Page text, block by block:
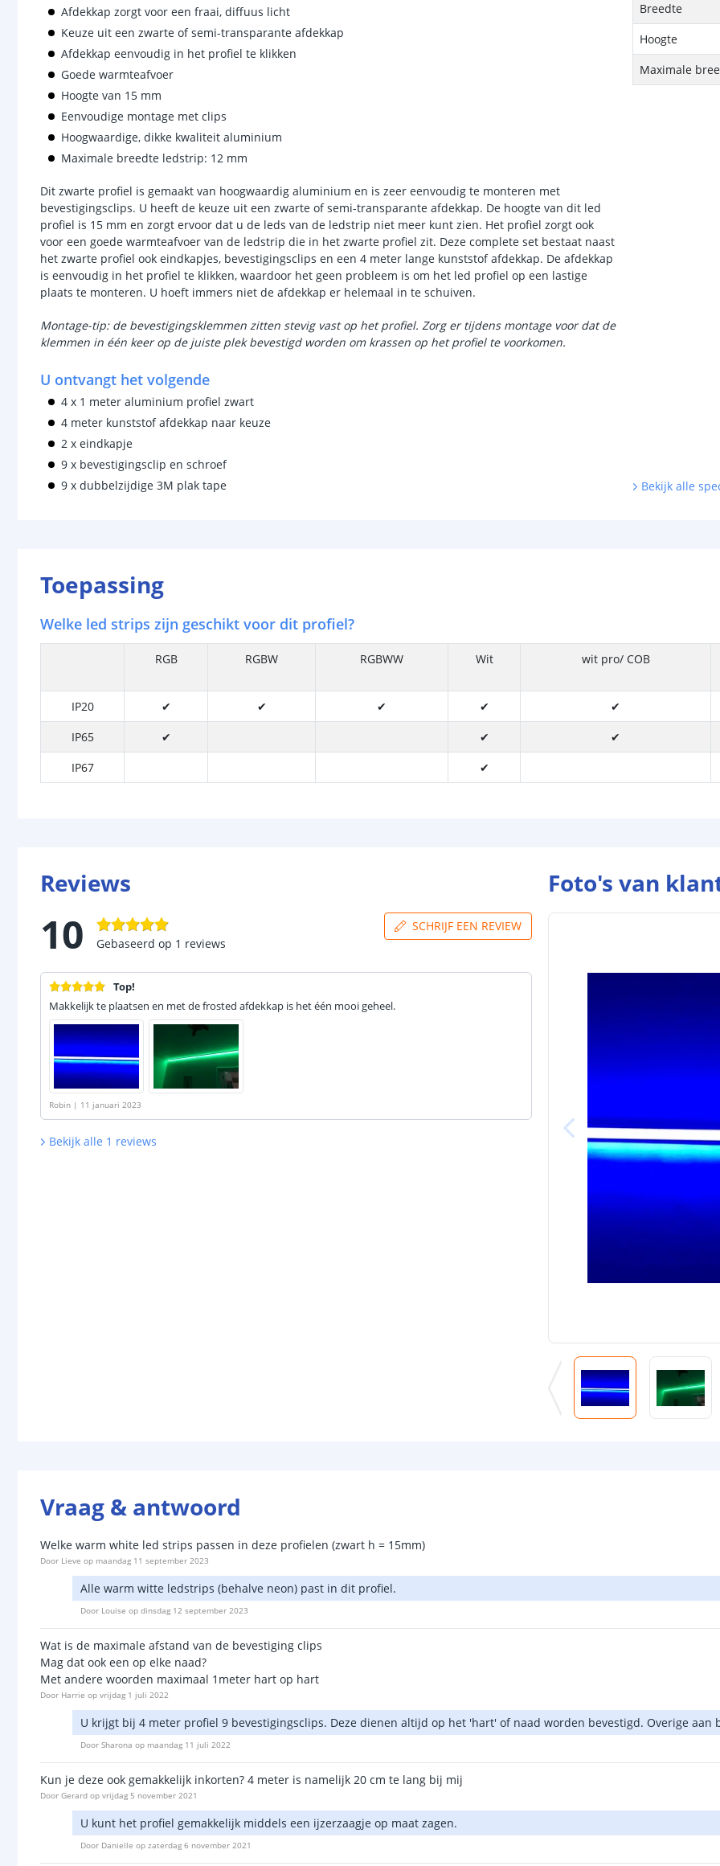
Afdekkap zorgt voor een fraai, diffuus licht
Keuze uit een zwarte of semi-transparante afdekkap
Afdekkap eenvoudig in het profiel te klikken
Goede warmteafvoer
Hoogte van 15 mm
Eenvoudige montage met clips
Hoogwaardige, dikke kwaliteit aluminium
Maximale breedte ledstrip: 12 mm
Dit zwarte profiel is gemaakt van hoogwaardig aluminium en is zeer eenvoudig te monteren met
bevestigingsclips. U heeft de keuze uit een zwarte of semi-transparante afdekkap. De hoogte van dit led
profiel is 15 mm en zorgt ervoor dat u de leds van de ledstrip niet meer kunt zien. Het profiel zorgt ook
voor een goede warmteafvoer van de ledstrip die in het zwarte profiel zit. Deze complete set bestaat naast
het zwarte profiel ook eindkapjes, bevestigingsclips en een 4 meter lange kunststof afdekkap. De afdekkap
is eenvoudig in het profiel te klikken, waardoor het geen probleem is om het led profiel op een lastige
plaats te monteren. U hoeft immers niet de afdekkap er helemaal in te schuiven.
Montage-tip: de bevestigingsklemmen zitten stevig vast op het profiel. Zorg er tijdens montage voor dat de
klemmen in één keer op de juiste plek bevestigd worden om krassen op het profiel te voorkomen.
U ontvangt het volgende
4 x 1 meter aluminium profiel zwart
4 meter kunststof afdekkap naar keuze
2 x eindkapje
9 x bevestigingsclip en schroef
9 x dubbelzijdige 3M plak tape
Breedte
Hoogte
Maximale
Bekijk alle
Toepassing
Welke led strips zijn geschikt voor dit profiel?
RGB RGBW RGBWW Wit wit pro/ COB
IP20 ✔ ✔ ✔ ✔
✔
IP65
✔ ✔
✔
IP67
✔
Reviews
10 Gebaseerd op 1 reviews
SCHRIJF EEN REVIEW
Top!
Makkelijk te plaatsen en met de frosted afdekkap is het één mooi geheel.
Robin | 11 januari 2023
Bekijk alle 1 reviews
Foto's van
Vraag & antwoord
Welke warm white led strips passen in deze profielen (zwart h = 15mm)
Door Lieve op maandag 11 september 2023
Alle warm witte ledstrips (behalve neon) past in dit profiel.
Door Louise op dinsdag 12 september 2023
Wat is de maximale afstand van de bevestiging clips
Mag dat ook een op elke naad?
Met andere woorden maximaal 1meter hart op hart
Door Harrie op vrijdag 1 juli 2022
U krijgt bij 4 meter profiel 9 bevestigingsclips. Deze dienen altijd op het 'hart' of naad worden bevestigd. Overige
Door Sharona op maandag 11 juli 2022
Kun je deze ook gemakkelijk inkorten? 4 meter is namelijk 20 cm te lang bij mij
Door Gerard op vrijdag 5 november 2021
U kunt het profiel gemakkelijk middels een ijzerzaagje op maat zagen.
Door Danielle op zaterdag 6 november 2021